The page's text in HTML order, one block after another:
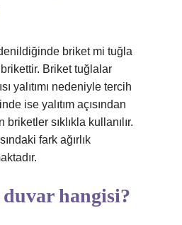
denildiğinde briket mi tuğla
brikettir. Briket tuğlalar
yalıtımı nedeniyle tercih
ise yalıtım açısından
sıklıkla kullanılır.
fark ağırlık
hangisi?